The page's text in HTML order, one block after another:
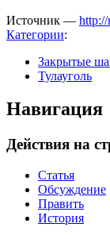
Источник —
Категории:
Закрытые
Тулауголь
Навигация
Действия на
Статья
Обсуждение
Править
История